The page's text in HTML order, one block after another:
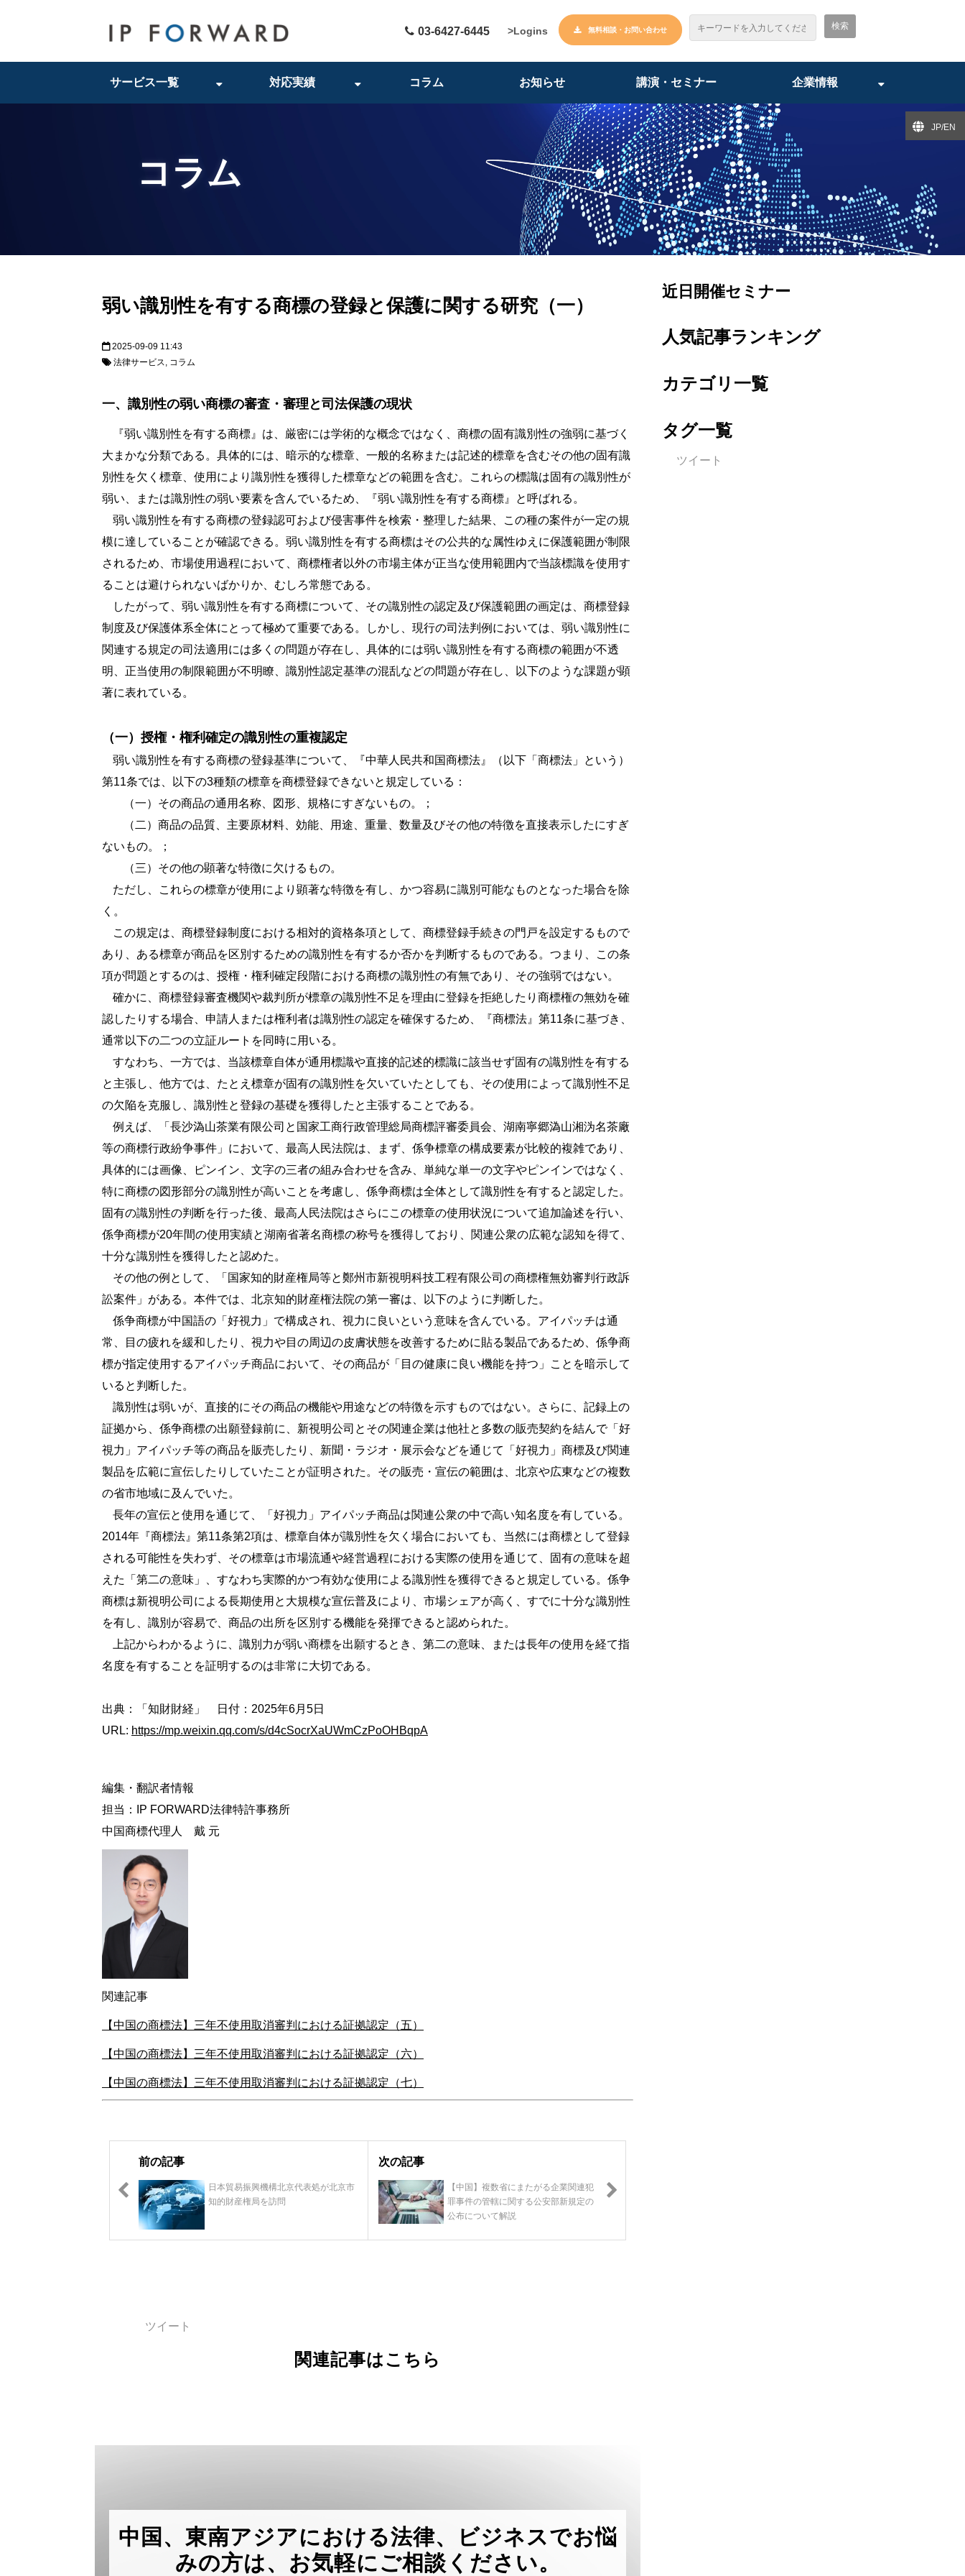
03-6427-6445 >Logins 無料相談・お問い合わせ
サービス一覧 対応実績 コラム お知らせ 講演・セミナー 企業情報
コラム
弱い識別性を有する商標の登録と保護に関する研究（一）
2025-09-09 11:43
法律サービス コラム
一、識別性の弱い商標の審査・審理と司法保護の現状
『弱い識別性を有する商標』は、厳密には学術的な概念ではなく、商標の固有識別性の強弱に基づく
大まかな分類である。具体的には、暗示的な標章、一般的名称または記述的標章を含むその他の固有識
別性を欠く標章、使用により識別性を獲得した標章などの範囲を含む。これらの標識は固有の識別性が
弱い、または識別性の弱い要素を含んでいるため、『弱い識別性を有する商標』と呼ばれる。
弱い識別性を有する商標の登録認可および侵害事件を検索・整理した結果、この種の案件が一定の規
模に達していることが確認できる。弱い識別性を有する商標はその公共的な属性ゆえに保護範囲が制限
されるため、市場使用過程において、商標権者以外の市場主体が正当な使用範囲内で当該標識を使用す
ることは避けられないばかりか、むしろ常態である。
したがって、弱い識別性を有する商標について、その識別性の認定及び保護範囲の画定は、商標登録
制度及び保護体系全体にとって極めて重要である。しかし、現行の司法判例においては、弱い識別性に
関連する規定の司法適用には多くの問題が存在し、具体的には弱い識別性を有する商標の範囲が不透
明、正当使用の制限範囲が不明瞭、識別性認定基準の混乱などの問題が存在し、以下のような課題が顕
著に表れている。
（一）授権・権利確定の識別性の重複認定
弱い識別性を有する商標の登録基準について、『中華人民共和国商標法』（以下「商標法」という）
第11条では、以下の3種類の標章を商標登録できないと規定している：
（一）その商品の通用名称、図形、規格にすぎないもの。；
（二）商品の品質、主要原材料、効能、用途、重量、数量及びその他の特徴を直接表示したにすぎ
ないもの。；
（三）その他の顕著な特徴に欠けるもの。
ただし、これらの標章が使用により顕著な特徴を有し、かつ容易に識別可能なものとなった場合を除
く。
この規定は、商標登録制度における相対的資格条項として、商標登録手続きの門戸を設定するもので
あり、ある標章が商品を区別するための識別性を有するか否かを判断するものである。つまり、この条
項が問題とするのは、授権・権利確定段階における商標の識別性の有無であり、その強弱ではない。
確かに、商標登録審査機関や裁判所が標章の識別性不足を理由に登録を拒絶したり商標権の無効を確
認したりする場合、申請人または権利者は識別性の認定を確保するため、『商標法』第11条に基づき、
通常以下の二つの立証ルートを同時に用いる。
すなわち、一方では、当該標章自体が通用標識や直接的記述的標識に該当せず固有の識別性を有する
と主張し、他方では、たとえ標章が固有の識別性を欠いていたとしても、その使用によって識別性不足
の欠陥を克服し、識別性と登録の基礎を獲得したと主張することである。
例えば、「長沙溈山茶業有限公司と国家工商行政管理総局商標評審委員会、湖南寧郷溈山湘沩名茶廠
等の商標行政紛争事件」において、最高人民法院は、まず、係争標章の構成要素が比較的複雑であり、
具体的には画像、ピンイン、文字の三者の組み合わせを含み、単純な単一の文字やピンインではなく、
特に商標の図形部分の識別性が高いことを考慮し、係争商標は全体として識別性を有すると認定した。
固有の識別性の判断を行った後、最高人民法院はさらにこの標章の使用状況について追加論述を行い、
係争商標が20年間の使用実績と湖南省著名商標の称号を獲得しており、関連公衆の広範な認知を得て、
十分な識別性を獲得したと認めた。
その他の例として、「国家知的財産権局等と鄭州市新視明科技工程有限公司の商標権無効審判行政訴
訟案件」がある。本件では、北京知的財産権法院の第一審は、以下のように判断した。
係争商標が中国語の「好視力」で構成され、視力に良いという意味を含んでいる。アイパッチは通
常、目の疲れを緩和したり、視力や目の周辺の皮膚状態を改善するために貼る製品であるため、係争商
標が指定使用するアイパッチ商品において、その商品が「目の健康に良い機能を持つ」ことを暗示して
いると判断した。
識別性は弱いが、直接的にその商品の機能や用途などの特徴を示すものではない。さらに、記録上の
証拠から、係争商標の出願登録前に、新視明公司とその関連企業は他社と多数の販売契約を結んで「好
視力」アイパッチ等の商品を販売したり、新聞・ラジオ・展示会などを通じて「好視力」商標及び関連
製品を広範に宣伝したりしていたことが証明された。その販売・宣伝の範囲は、北京や広東などの複数
の省市地域に及んでいた。
長年の宣伝と使用を通じて、「好視力」アイパッチ商品は関連公衆の中で高い知名度を有している。
2014年『商標法』第11条第2項は、標章自体が識別性を欠く場合においても、当然には商標として登録
される可能性を失わず、その標章は市場流通や経営過程における実際の使用を通じて、固有の意味を超
えた「第二の意味」、すなわち実際的かつ有効な使用による識別性を獲得できると規定している。係争
商標は新視明公司による長期使用と大規模な宣伝普及により、市場シェアが高く、すでに十分な識別性
を有し、識別が容易で、商品の出所を区別する機能を発揮できると認められた。
上記からわかるように、識別力が弱い商標を出願するとき、第二の意味、または長年の使用を経て指
名度を有することを証明するのは非常に大切である。
出典：「知財財経」 日付：2025年6月5日
URL: https://mp.weixin.qq.com/s/d4cSocrXaUWmCzPoOHBqpA
編集・翻訳者情報
担当：
IP FORWARD法律特許事務所
中国商標代理人 戴 元
関連記事
【中 国の商標法】三年不使用取消審判における証拠認定（五）
【中国の商標法】三年不使用取消審判における証拠認定（六）
【中 国の商標法】三年不使用取消審判における証拠認定（七）
前の記事
日本貿易振興機構北京代表処が北京市
知的財産権局を訪問
次の記事
【中国】複数省にまたがる企業関連犯
罪事件の管轄に関する公安部新規定の
公布について解説
ツイート
関連記事はこちら
中国、東南アジアにおける法律、ビジネスでお悩
みの方は、お気軽にご相談ください。
近日開催セミナー
人気記事ランキング
カテゴリ一覧
タグ一覧
ツイート
JP/EN